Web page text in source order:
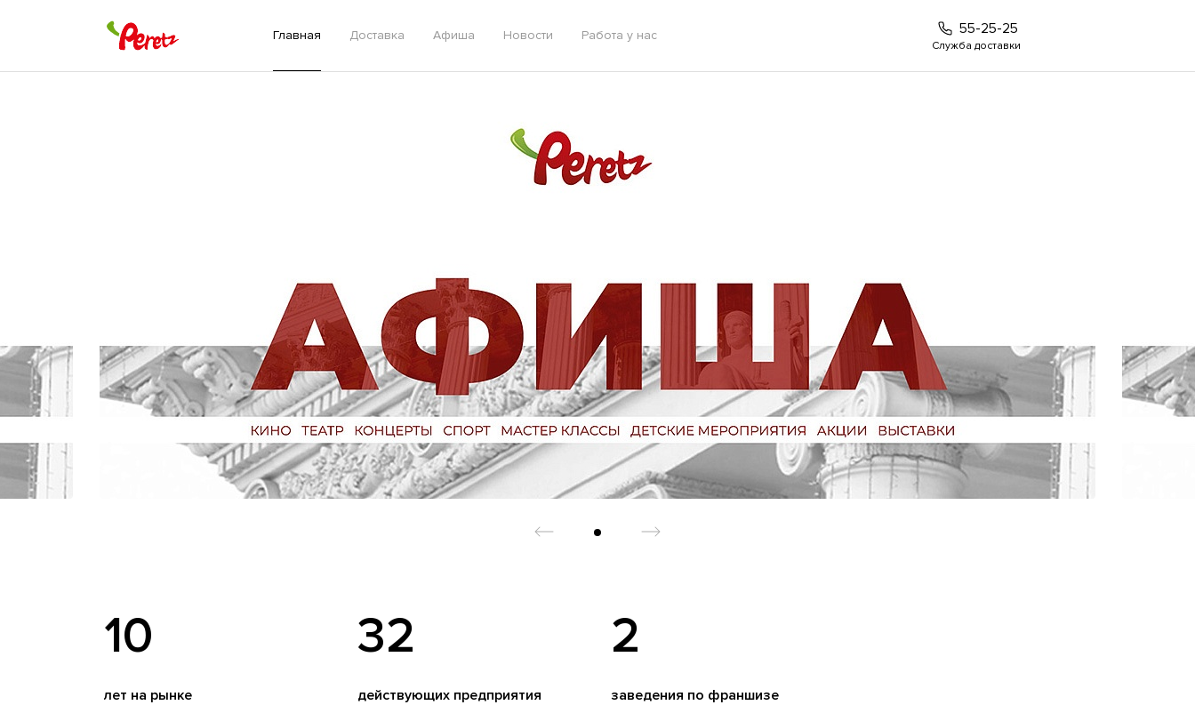
Главная Доставка Афиша Новости Работа у нас 55-25-25
10
лет на рынке
32
действующих предприятия
2
заведения по франшизе